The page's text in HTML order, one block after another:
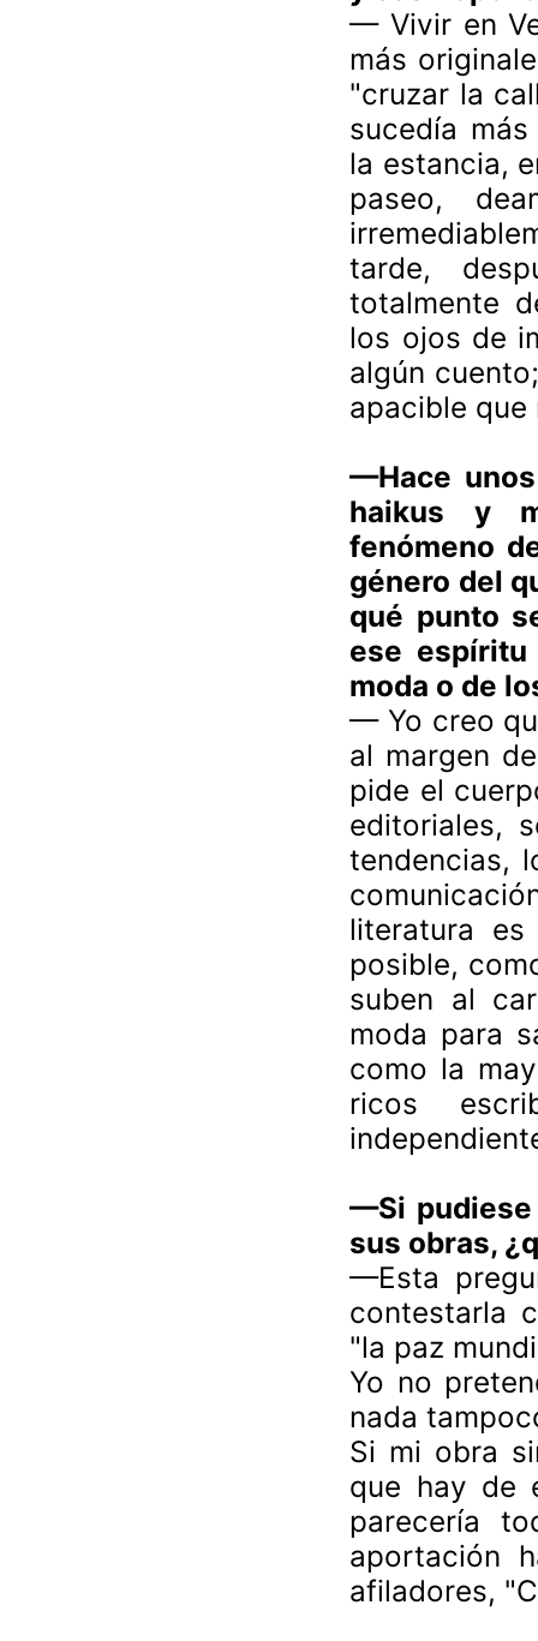
— Vivir en
más
"cruzar la
sucedía
la estancia,
paseo,
tarde,
totalmente
los ojos de
algún
apacible
—Hace
haikus y
fenómeno
género del
qué punto
ese
moda o de
— Yo creo
al margen
pide el
editoriales,
tendencias,
literatura
posible,
suben al
moda para
como la
ricos
—Si pudiese
sus obras,
—Esta
contestarla
"la paz
Yo no
nada
Si mi obra
que hay de
parecería
aportación
afiladores,